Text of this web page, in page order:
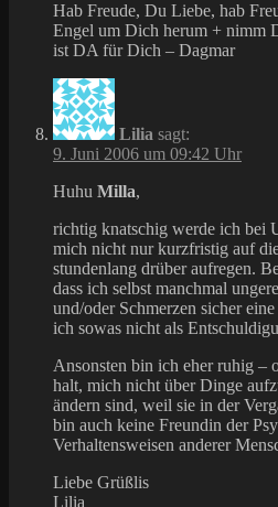
Hab Freude, Du Liebe, hab
Engel um Dich herum + nimm
ist DA für Dich – Dagmar
Lilia sagt:
9. Juni 2006 um 09:42 Uhr
Huhu Milla,
richtig knatschig werde ich bei
mich nicht nur kurzfristig auf
stundenlang drüber aufregen.
dass ich selbst manchmal
und/oder Schmerzen sicher
ich sowas nicht als
Ansonsten bin ich eher ruhig –
halt, mich nicht über Dinge
ändern sind, weil sie in der
bin auch keine Freundin der
Verhaltensweisen anderer
Liebe Grüßlis
Lilia